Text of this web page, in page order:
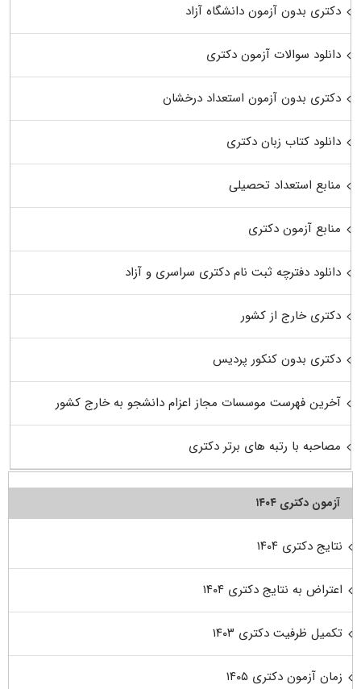
دکتری بدون آزمون دانشگاه آزاد
دانلود سوالات آزمون دکتری
دکتری بدون آزمون استعداد درخشان
دانلود کتاب زبان دکتری
منابع استعداد تحصیلی
منابع آزمون دکتری
دانلود دفترچه ثبت نام دکتری سراسری و آزاد
دکتری خارج از کشور
دکتری بدون کنکور پردیس
آخرین فهرست موسسات مجاز اعزام دانشجو به خارج کشور
مصاحبه با رتبه های برتر دکتری
آزمون دکتری ۱۴۰۴
نتایج دکتری ۱۴۰۴
اعتراض به نتایج دکتری ۱۴۰۴
تکمیل ظرفیت دکتری ۱۴۰۳
زمان آزمون دکتری ۱۴۰۵